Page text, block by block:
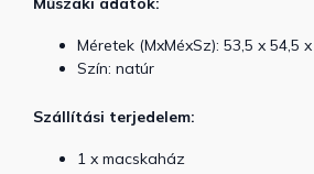
Méretek (MxMéxSz): 53,5 x 54,5
Szín: natúr
Szállítási terjedelem:
1 x macskaház